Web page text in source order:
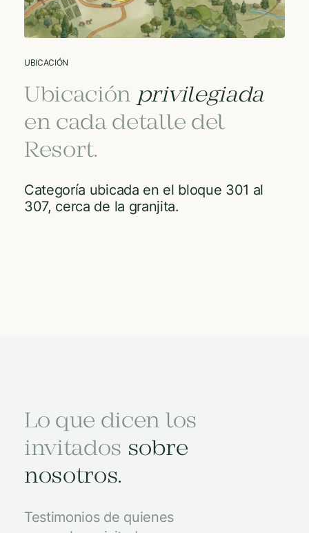
UBICACIÓN
Ubicación privilegiada
en cada detalle del
Resort.
Categoría ubicada en el bloque 301 al
307, cerca de la granjita.
Lo que dicen los
invitados sobre
nosotros.
Testimonios de quienes